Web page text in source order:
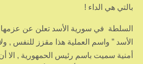
بالتي هي الداء !
السلطة في سورية الأسد تعلن عن عزمها
الأسد ” واسم العملية هذا مقزز للنفس ,
أمنية سميت باسم رئيس الحمهورية , الا